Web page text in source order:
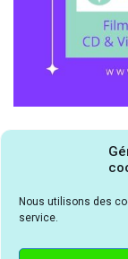
Nous utilisons des
service.
Critiques à la